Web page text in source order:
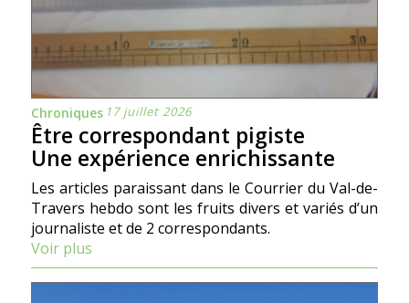
Chroniques 17 juillet 2026
Être correspondant pigiste
Une expérience enrichissante
Les articles paraissant dans le Courrier du Val-de-
Travers hebdo sont les fruits divers et variés d’un
journaliste et de 2 correspondants.
Voir plus